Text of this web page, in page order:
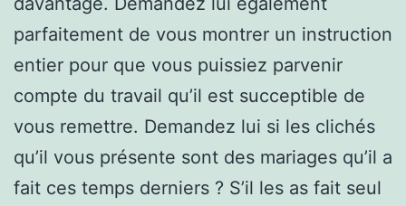
parfaitement de vous montrer un instruction
entier pour que vous puissiez parvenir
compte du travail qu’il est succeptible de
vous remettre. Demandez lui si les clichés
qu’il vous présente sont des mariages qu’il a
fait ces temps derniers ? S’il les as fait seul